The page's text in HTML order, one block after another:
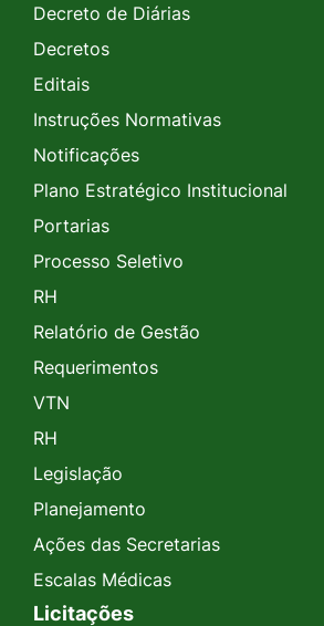
Decreto de Diárias
Decretos
Editais
Instruções Normativas
Notificações
Plano Estratégico Institucional
Portarias
Processo Seletivo
RH
Relatório de Gestão
Requerimentos
VTN
RH
Legislação
Planejamento
Ações das Secretarias
Escalas Médicas
Licitações